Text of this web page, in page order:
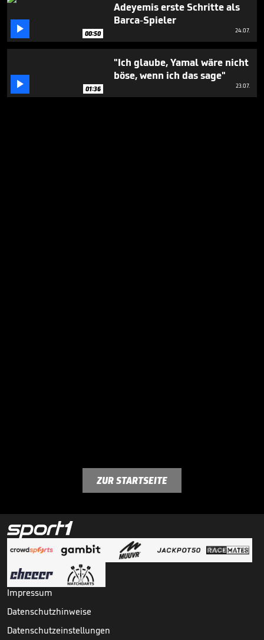
 00:50
Adeyemis erste Schritte als
Barca-Spieler
24.07.
 01:36
"Ich glaube, Yamal wäre nicht
böse, wenn ich das sage"
23.07.
ZUR STARTSEITE
Impressum
Datenschutzhinweise
Datenschutzeinstellungen